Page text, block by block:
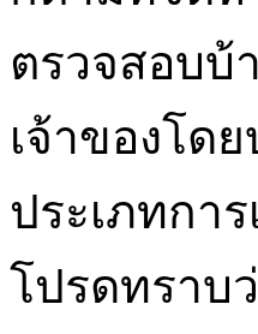
ตรวจสอบบ้
เจ้าของโด
ประเภทกา
โปรดทราบ